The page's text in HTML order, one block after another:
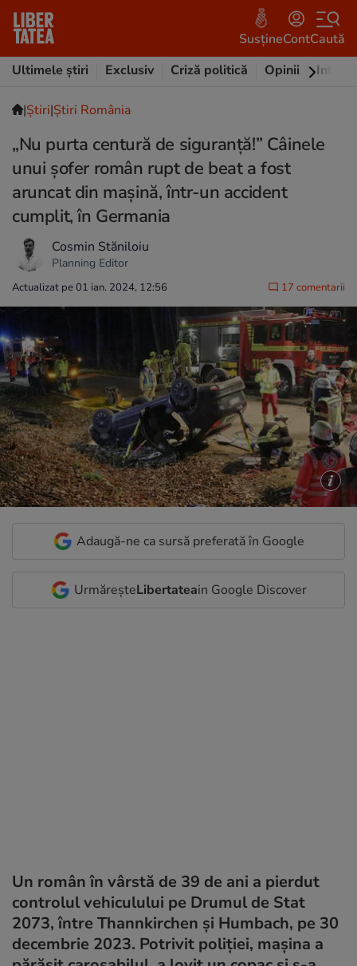
SusțineContCaută
Ultimele știri
Exclusiv Criză politică Opinii
|Ştiri|Știri România
„Nu purta centură de siguranță!” Câinele
unui șofer român rupt de beat a fost
aruncat din mașină, într-un accident
cumplit, în Germania
Cosmin Stăniloiu
Planning Editor
Actualizat pe 01 ian. 2024, 12:56 17 comentarii
Adaugă-ne ca sursă preferată în Google
UrmăreșteLibertateain Google Discover
Un român în vârstă de 39 de ani a pierdut
controlul vehiculului pe Drumul de Stat
2073, între Thannkirchen și Humbach, pe 30
decembrie 2023. Potrivit poliției, mașina a